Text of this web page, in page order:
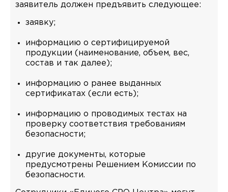
заявитель должен предъявить следующее:
заявку;
информацию о сертифицируемой
продукции (наименование, объем, вес,
состав и так далее);
информацию о ранее выданных
сертификатах (если есть);
информацию о проводимых тестах на
проверку соответствия требованиям
безопасности;
другие документы, которые
предусмотрены Решением Комиссии по
безопасности.